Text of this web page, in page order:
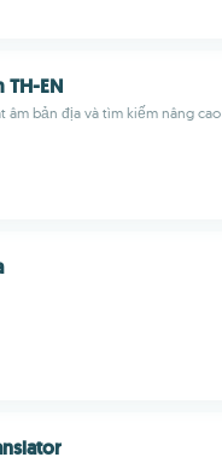
EN
âm bản địa và tìm kiếm nâng cao